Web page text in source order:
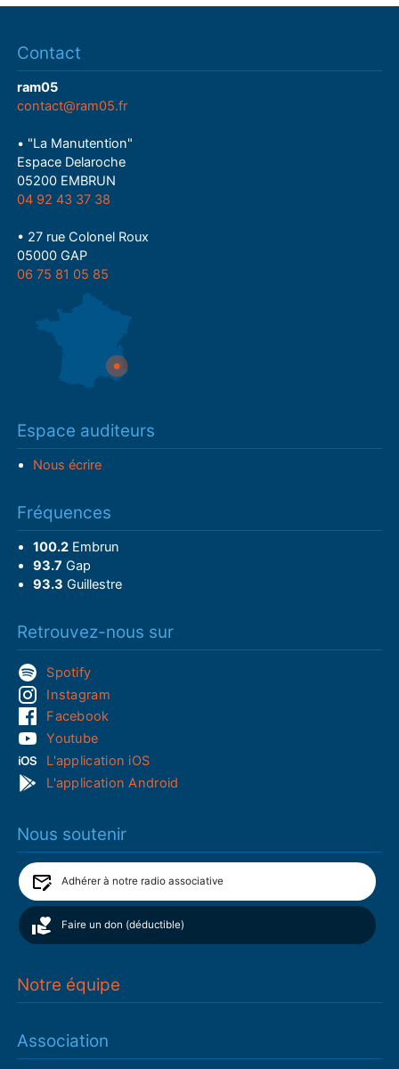
Contact
ram05
contact@ram05.fr
• "La Manutention"
Espace Delaroche
05200 EMBRUN
04 92 43 37 38
• 27 rue Colonel Roux
05000 GAP
06 75 81 05 85
Espace auditeurs
Nous écrire
Fréquences
100.2Embrun
93.7 Gap
93.3 Guillestre
Retrouvez-nous sur
Spotify
Instagram
Facebook
Youtube
L'application iOS
L'application Android
Nous soutenir
Adhérer à notre radio associative
Faire un don (déductible)
Notre équipe
Association